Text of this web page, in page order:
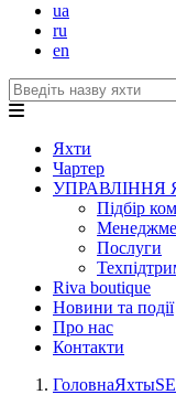
ua
ru
en
Яхти
Чартер
УПРАВЛІННЯ
Підбір
Послуги
Riva boutique
Новини та події
Про нас
Контакти
ГоловнаЯхты